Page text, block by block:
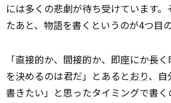
には多くの悲劇が待ち受けています
たあと、物語を書くというのが4つ目
「直接的か、間接的か、即座にか長
を決めるのは君だ」とあるとおり、自
書きたい」と思ったタイミングで書く